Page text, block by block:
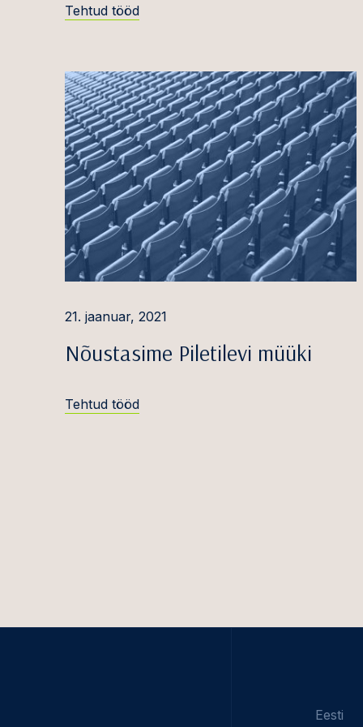
Maria Teder
Grete-Kai Teeäär
Brigitta Toomingas
Kristi Traagel
Andre Tuul
Miikael Tuus
Neve Uudelt
Risto Vahimets
ESG
Tehtud tööd
21. jaanuar, 2021
Nõustasime Piletilevi müüki
Tehtud tööd
Eesti